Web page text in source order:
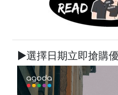
►選擇日期立即搶購